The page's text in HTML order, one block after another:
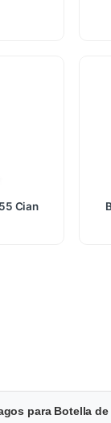
Cian
para Botella de